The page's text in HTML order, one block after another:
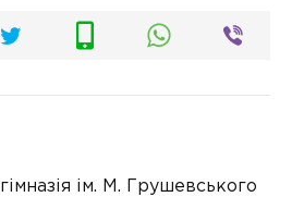
ім. М. Грушевського